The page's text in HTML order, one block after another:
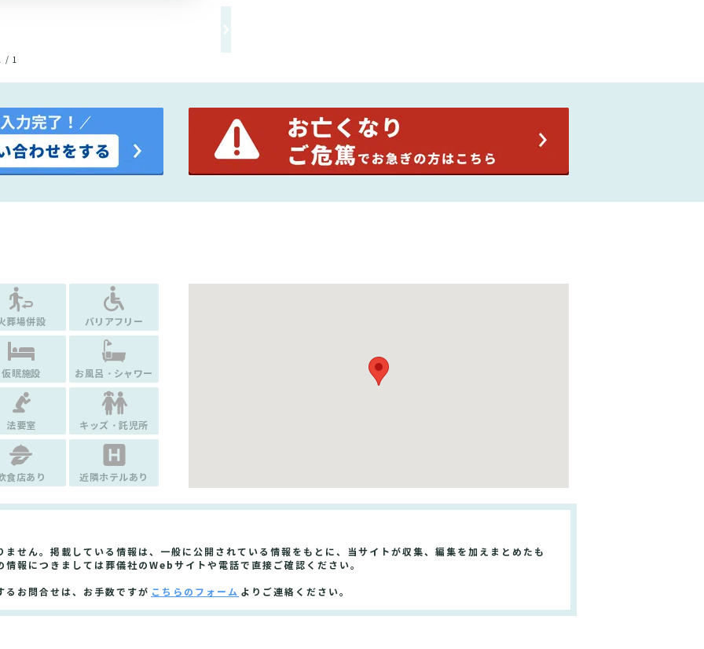
/ 1
葬場併設 バリアフリー
仮眠施設 お風呂・シャワー
法要室 キッズ・託児所
食店あり 近隣ホテルあり
せん。掲載している情報は、一般に公開されている情報をもとに、当サイトが収集、編集を加えまとめたも
報につきましては葬儀社のWebサイトや電話で直接ご確認ください。
るお問合せは、お手数ですが こちらのフォーム よりご連絡ください。